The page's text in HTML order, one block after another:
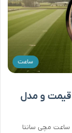
ساعت
قیمت و مدل
ساعت مچی سانتا باربارا پلو Santa Barbara Polo ساعت مچی سانتا